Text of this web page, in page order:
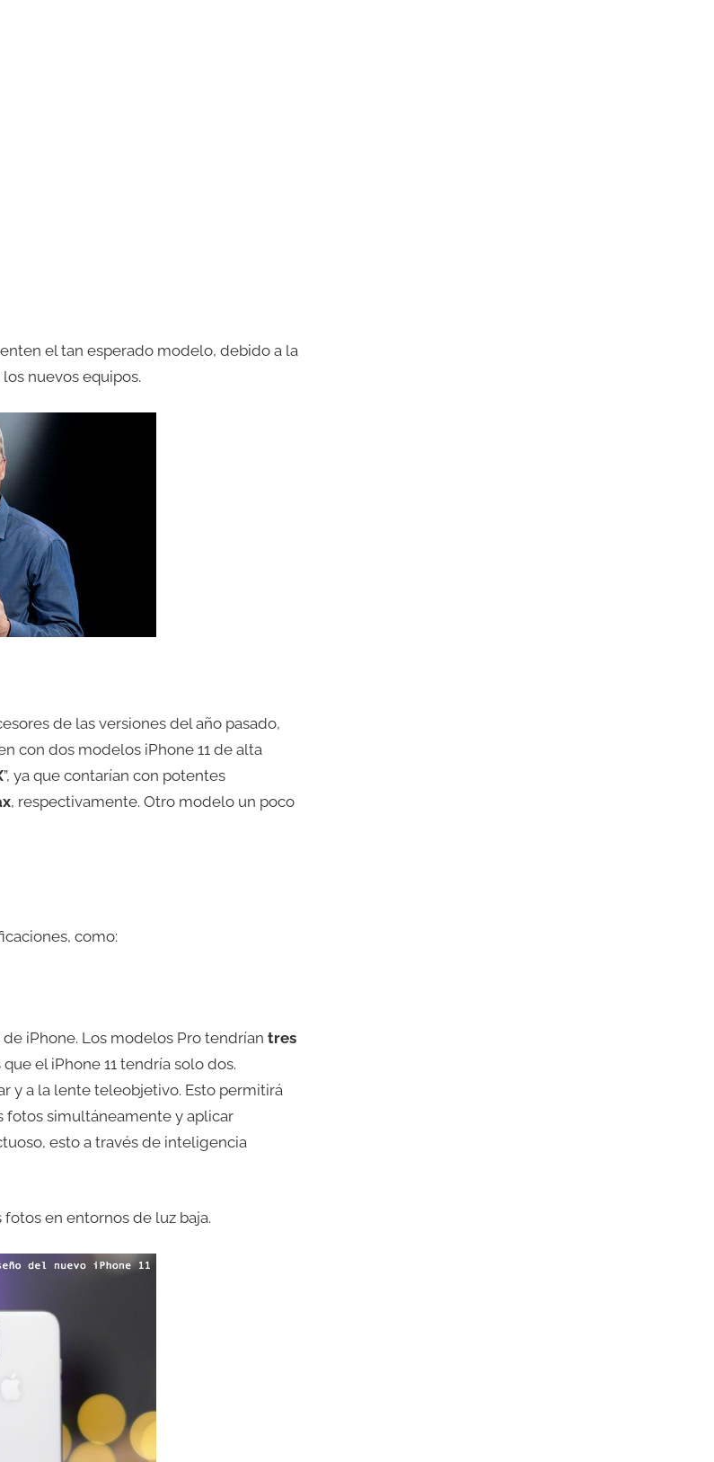
el tan esperado modelo, debido a la
nuevos equipos.
de las versiones del año pasado,
con dos modelos iPhone 11 de alta
”, ya que contarían con potentes
, respectivamente. Otro modelo un poco
como:
iPhone. Los modelos Pro tendrían tres
el iPhone 11 tendría solo dos.
y a la lente teleobjetivo. Esto permitirá
fotos simultáneamente y aplicar
esto a través de inteligencia
en entornos de luz baja.